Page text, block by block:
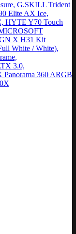
G.SKILL Trident
Elite AX Ice,
HYTE Y70 Touch
X H31 Kit
White / White),
3.0,
360 ARGB